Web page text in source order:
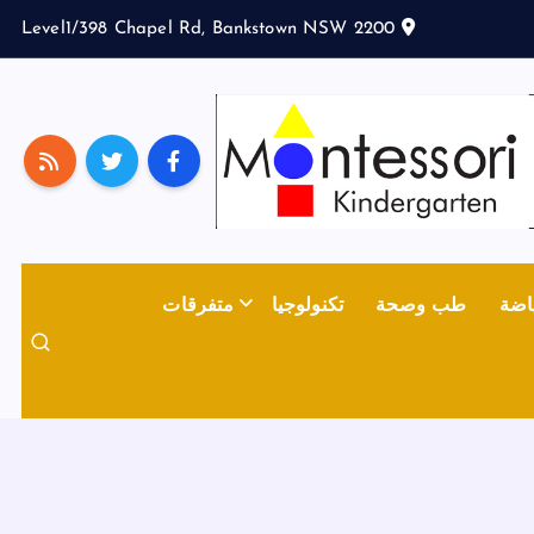
Level1/398 Chapel Rd, Bankstown NSW 2200
طب وصحة تكنولوجيا متفرقات